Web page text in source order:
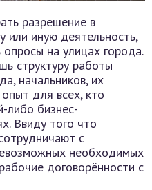
разрешение в
или иную деятельность,
на улицах города.
структуру работы
начальников, их
для всех, кто
либо бизнес-
Ввиду того что
с
необходимых
договорённости с